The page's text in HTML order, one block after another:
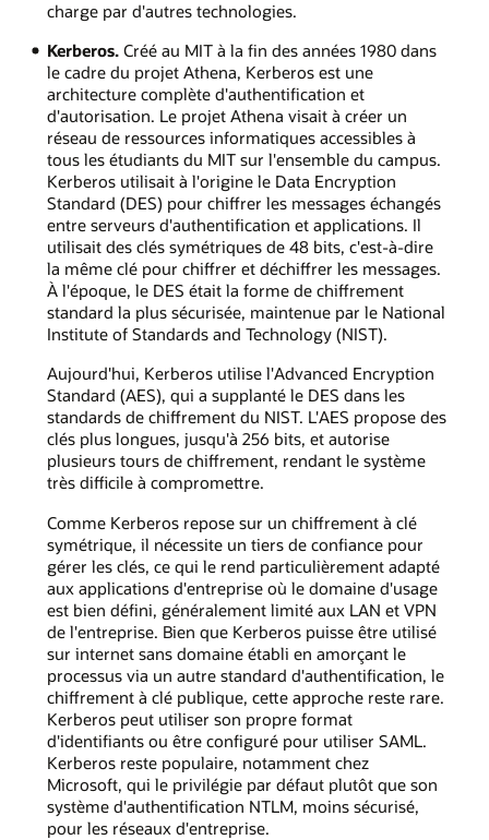
charge par d'autres technologies.
Kerberos.Créé au MIT à la fin des années 1980 dans
le cadre du projet Athena, Kerberos est une
architecture complète d'authentification et
d'autorisation. Le projet Athena visait à créer un
réseau de ressources informatiques accessibles à
tous les étudiants du MIT sur l'ensemble du campus.
Kerberos utilisait à l'origine le Data Encryption
Standard (DES) pour chiffrer les messages échangés
entre serveurs d'authentification et applications. Il
utilisait des clés symétriques de 48 bits, c'est‑à‑dire
la même clé pour chiffrer et déchiffrer les messages.
À l'époque, le DES était la forme de chiffrement
standard la plus sécurisée, maintenue par le National
Institute of Standards and Technology (NIST).
Aujourd'hui, Kerberos utilise l'Advanced Encryption
Standard (AES), qui a supplanté le DES dans les
standards de chiffrement du NIST. L'AES propose des
clés plus longues, jusqu'à 256 bits, et autorise
plusieurs tours de chiffrement, rendant le système
très difficile à compromettre.
Comme Kerberos repose sur un chiffrement à clé
symétrique, il nécessite un tiers de confiance pour
gérer les clés, ce qui le rend particulièrement adapté
aux applications d'entreprise où le domaine d'usage
est bien défini, généralement limité aux LAN et VPN
de l'entreprise. Bien que Kerberos puisse être utilisé
sur internet sans domaine établi en amorçant le
processus via un autre standard d'authentification, le
chiffrement à clé publique, cette approche reste rare.
Kerberos peut utiliser son propre format
d'identifiants ou être configuré pour utiliser SAML.
Kerberos reste populaire, notamment chez
Microsoft, qui le privilégie par défaut plutôt que son
système d'authentification NTLM, moins sécurisé,
pour les réseaux d'entreprise.